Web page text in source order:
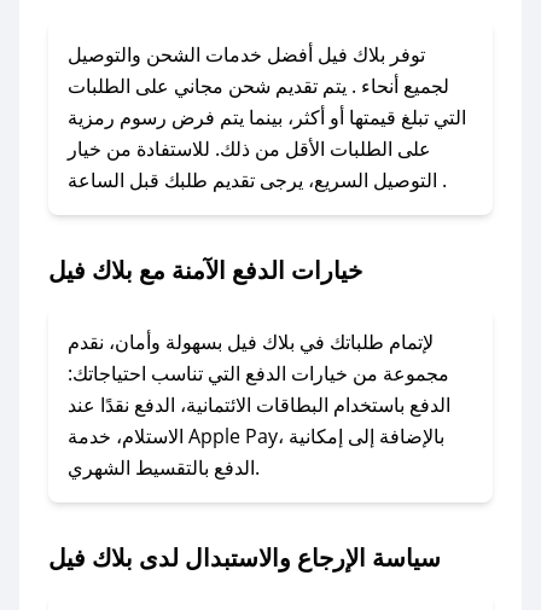
تواصل معنا عبر تويتر أو البريد الإلكتروني لإضافته
بسرعة.
### كيفية استخدام كود خصم بلاك فيل؟
1. انسخ كود الخصم من تطبيق صحصح.
2. الصقه في خانة الدفع عند التسوق من بلاك فيل.
### ماذا أفعل إذا لم يعمل كود الخصم؟
الرسائل الخاصة على تويتر أو البريد الإلكتروني،
وسنقوم بحل المشكلة في أسرع وقت ممكن.
### ماذا أفعل إذا لم أجد كود خصم لمتجري
المفضل؟
في حال عدم توفر كوبونات لمتجرك المفضل، يمكنك
أسرع وقت ممكن.
توفر بلاك فيل أفضل خدمات الشحن والتوصيل
لجميع أنحاء . يتم تقديم شحن مجاني على الطلبات
التي تبلغ قيمتها أو أكثر، بينما يتم فرض رسوم رمزية
على الطلبات الأقل من ذلك. للاستفادة من خيار
التوصيل السريع، يرجى تقديم طلبك قبل الساعة .
خيارات الدفع الآمنة مع بلاك فيل
لإتمام طلباتك في بلاك فيل بسهولة وأمان، نقدم
مجموعة من خيارات الدفع التي تناسب احتياجاتك:
الدفع باستخدام البطاقات الائتمانية، الدفع نقدًا عند
الاستلام، خدمة Apple Pay، بالإضافة إلى إمكانية
الدفع بالتقسيط الشهري.
سياسة الإرجاع والاستبدال لدى بلاك فيل